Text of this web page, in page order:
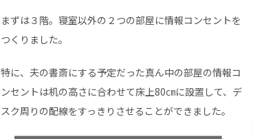
まずは３階。寝室以外の２つの部屋に情報コンセントを
つくりました。
特に、夫の書斎にする予定だった真ん中の部屋の情報コ
ンセントは机の高さに合わせて床上80㎝に設置して、デ
スク周りの配線をすっきりさせることができました。